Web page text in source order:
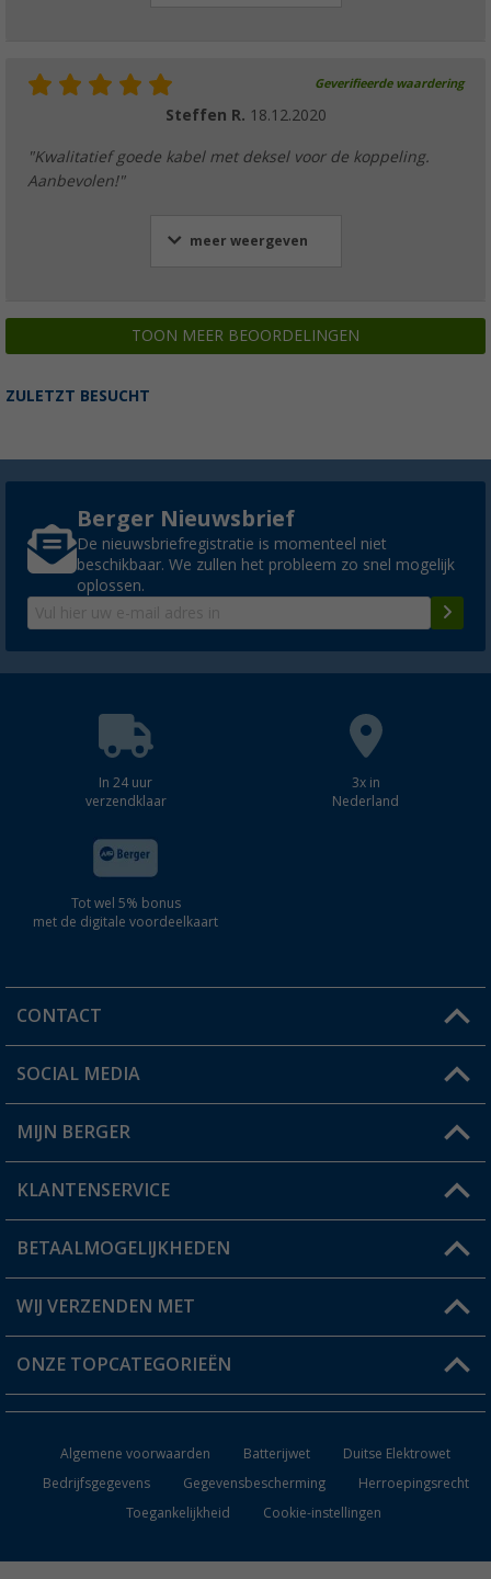
Geverifieerde waardering
Steffen R. 18.12.2020
"Kwalitatief goede kabel met deksel voor de koppeling.
Aanbevolen!"
meer weergeven
TOON MEER BEOORDELINGEN
ZULETZT BESUCHT
Berger Nieuwsbrief
De nieuwsbriefregistratie is momenteel niet
beschikbaar. We zullen het probleem zo snel mogelijk
oplossen.
In 24 uur
verzendklaar
3x in
Nederland
Tot wel 5% bonus
met de digitale voordeelkaart
CONTACT
Een vraag?
Winkel vinden
SOCIAL MEDIA
MIJN BERGER
Mijn account
Status bestelling
Verlanglijstje
KLANTENSERVICE
FAQ & Contact
Verzendinformatie
Catalogus
BETAALMOGELIJKHEDEN
WIJ VERZENDEN MET
ONZE TOPCATEGORIEËN
Keukenaccessoires
Campingmeubilair
Campingtoiletten
Algemene voorwaarden Batterijwet
Duitse Elektrowet
Bedrijfsgegevens
Gegevensbescherming
Herroepingsrecht
Toegankelijkheid
Cookie-instellingen